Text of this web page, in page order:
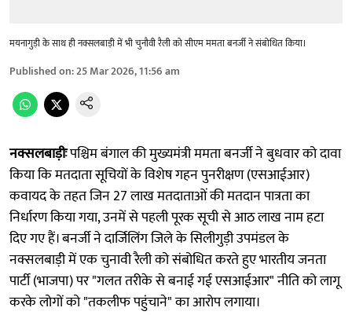
मयनागुड़ी के साथ ही नक्सलबाड़ी में भी चुनौवी रैली को सीएम ममता बनर्जी ने संबोधित किया।
Published on:25 Mar 2026, 11:56 am
नक्सलबाड़ीःपश्चिम बंगाल की मुख्यमंत्री ममता बनर्जी ने बुधवार को दावा
किया कि मतदाता सूचियों के विशेष गहन पुनरीक्षण (एसआईआर)
कवायद के तहत जिन 27 लाख मतदाताओं की मतदान पात्रता का
निर्धारण किया गया, उनमें से पहली पूरक सूची से आठ लाख नाम हटा
दिए गए हैं। बनर्जी ने दार्जिलिंग जिले के सिलीगुड़ी उपमंडल के
नक्सलबाड़ी में एक चुनावी रैली को संबोधित करते हुए भारतीय जनता
पार्टी (भाजपा) पर "गलत तरीके से बनाई गई एसआईआर" नीति को लागू
करके लोगों को "तकलीफ पहुंचाने" का आरोप लगाया।